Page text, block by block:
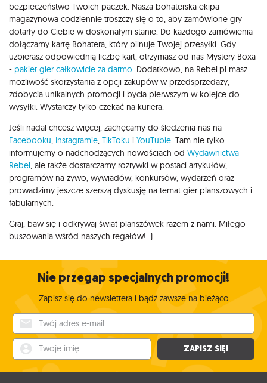
bezpieczeństwo Twoich paczek. Nasza bohaterska ekipa
magazynowa codziennie troszczy się o to, aby zamówione gry
dotarły do Ciebie w doskonałym stanie. Do każdego zamówienia
dołączamy kartę Bohatera, który pilnuje Twojej przesyłki. Gdy
uzbierasz odpowiednią liczbę kart, otrzymasz od nas Mystery Boxa
- pakiet gier całkowicie za darmo. Dodatkowo, na Rebel.pl masz
możliwość skorzystania z opcji zakupów w przedsprzedaży,
zdobycia unikalnych promocji i bycia pierwszym w kolejce do
wysyłki. Wystarczy tylko czekać na kuriera.
Jeśli nadal chcesz więcej, zachęcamy do śledzenia nas na
Facebooku, Instagramie, TikToku i YouTubie. Tam nie tylko
informujemy o nadchodzących nowościach od Wydawnictwa
Rebel, ale także dostarczamy rozrywki w postaci artykułów,
programów na żywo, wywiadów, konkursów, wydarzeń oraz
prowadzimy jeszcze szerszą dyskusję na temat gier planszowych i
fabularnych.
Graj, baw się i odkrywaj świat planszówek razem z nami. Miłego
buszowania wśród naszych regałów! :)
Nie przegap specjalnych promocji!
Zapisz się do newslettera i bądź zawsze na bieżąco
ZAPISZ SIĘ!